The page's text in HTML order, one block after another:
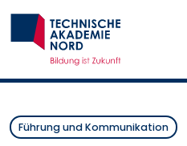
Führung und Kommunikation